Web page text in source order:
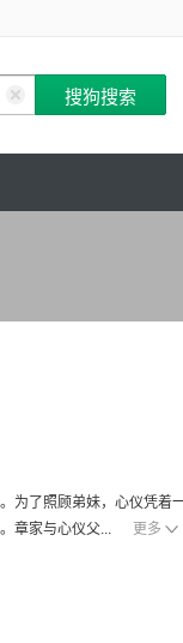
为了照顾弟妹，心仪凭着
章家与心仪父...
更多